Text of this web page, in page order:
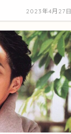
2023年4月27日